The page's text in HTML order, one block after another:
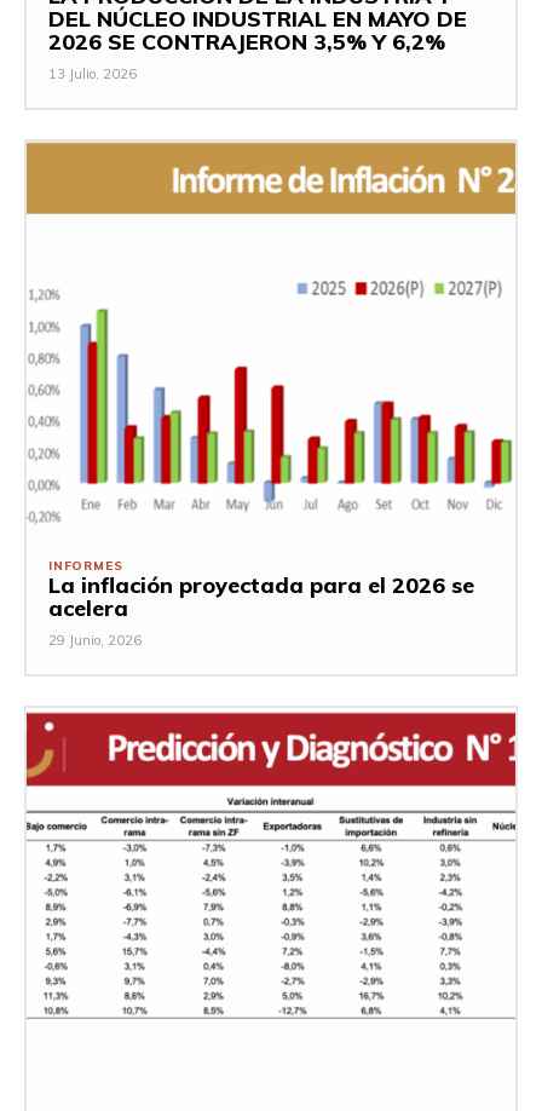
DEL NÚCLEO INDUSTRIAL EN MAYO DE
2026 SE CONTRAJERON 3,5% Y 6,2%
13 Julio, 2026
INFORMES
La inflación proyectada para el 2026 se
acelera
29 Junio, 2026